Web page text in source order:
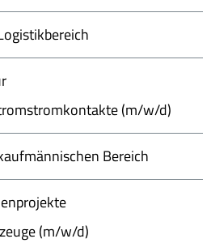
(m/w/d)
Bereich
(m/w/d)